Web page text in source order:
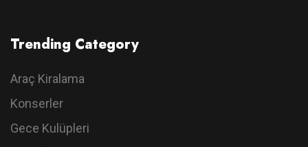
Trending Category
Araç Kiralama
Konserler
Gece Kulüpleri